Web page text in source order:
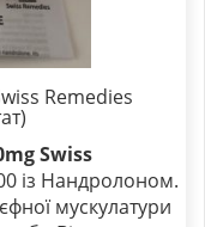
Remedies
Swiss
із Нандролоном.
мускулатури